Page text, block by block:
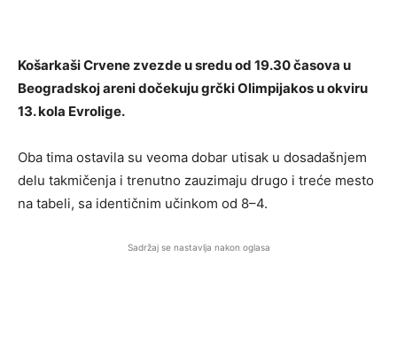
Košarkaši Crvene zvezde u sredu od 19.30 časova u
Beogradskoj areni dočekuju grčki Olimpijakos u okviru
13. kola Evrolige.
Oba tima ostavila su veoma dobar utisak u dosadašnjem
delu takmičenja i trenutno zauzimaju drugo i treće mesto
na tabeli, sa identičnim učinkom od 8–4.
Sadržaj se nastavlja nakon oglasa